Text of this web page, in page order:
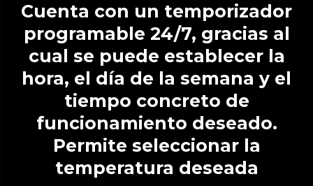
Cuenta con un temporizador
programable 24/7, gracias al
cual se puede establecer la
hora, el día de la semana y el
tiempo concreto de
funcionamiento deseado.
Permite seleccionar la
temperatura deseada